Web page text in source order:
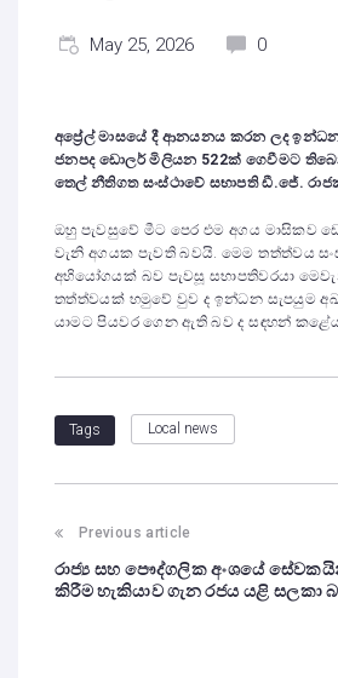
May 25, 2026 0
අප්‍රේල් මාසයේ දී ආනයනය කරන ලද
ජනපද ඩොලර් මිලියන 522ක් ගෙවීමට
තෙල් නීතිගත සංස්ථාවේ සභාපති ඩී.ජේ.
ඔහු පැවසුවේ මීට පෙර එම අගය මාසිකව
වැනි අගයක පැවති බවයි. මෙම තත්ත්වය
අභියෝගයක් බව පැවසූ සභාපතිවරයා
තත්ත්වයක් හමුවේ වුව ද ඉන්ධන සැපයුම
යාමට පියවර ගෙන ඇති බව ද සඳහන්
Tags Local news
Previous article
රාජ්‍ය සහ පෞද්ගලික අංශයේ
කිරීම හැකියාව ගැන රජය යළි සලකා